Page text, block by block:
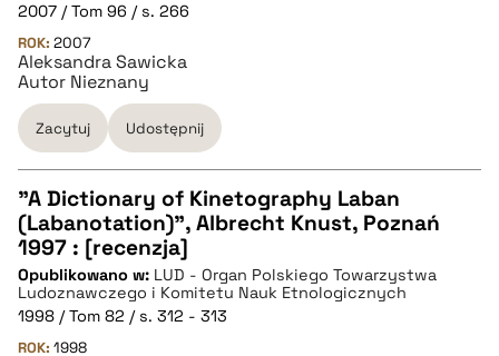
pobierz cytat
BIBTEX
pobierz cytat
2007 / Tom 96 / s. 266
ROK: 2007
Aleksandra Sawicka
Autor Nieznany
Zacytuj Udostępnij
CZYSTY TEKST
pobierz cytat
"A Dictionary of Kinetography Laban
(Labanotation)", Albrecht Knust, Poznań
1997 : [recenzja]
Opublikowano w: LUD - Organ Polskiego Towarzystwa
Ludoznawczego i Komitetu Nauk Etnologicznych
1998 / Tom 82 / s. 312 - 313
ROK: 1998